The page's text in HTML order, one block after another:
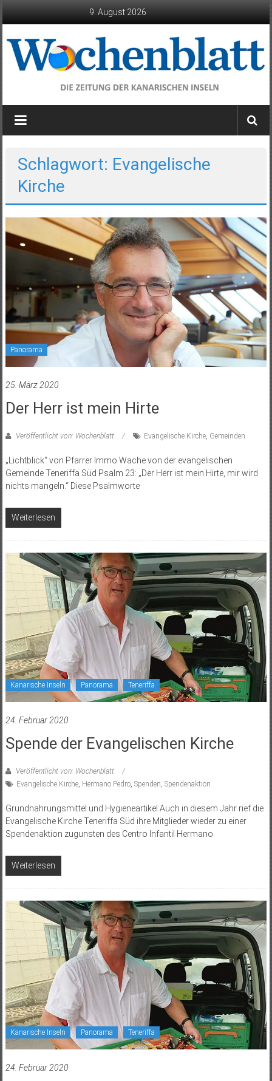
9. August 2026
Wochenblatt
die
Kanarischen
Inseln
Schlagwort: Evangelische
Kirche
Panorama
25. März 2020
Der Herr ist mein Hirte
Veröffentlicht von: Wochenblatt Evangelische Kirche, Gemeinden
„Lichtblick“ von Pfarrer Immo Wache von der evangelischen
Gemeinde Teneriffa Süd Psalm 23: „Der Herr ist mein Hirte, mir wird
nichts mangeln.“ Diese Psalmworte
Weiterlesen
Kanarische Inseln Panorama Teneriffa
24. Februar 2020
Spende der Evangelischen Kirche
Veröffentlicht von: Wochenblatt
Evangelische Kirche, Hermano Pedro, Spenden Spendenaktion
Grundnahrungsmittel und Hygieneartikel Auch in diesem Jahr rief die
Evangelische Kirche Teneriffa Süd ihre Mitglieder wieder zu einer
Spendenaktion zugunsten des Centro Infantil Hermano
Weiterlesen
Kanarische Inseln Panorama Teneriffa
24. Februar 2020